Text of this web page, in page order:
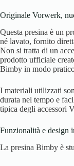
Originale Vorwerk,
Questa presina è un
né lavato, fornito
Non si tratta di un
prodotto ufficiale
Bimby in modo
I materiali utilizzati
durata nel tempo e
tipica degli accessori
Funzionalità e design
La presina Bimby è